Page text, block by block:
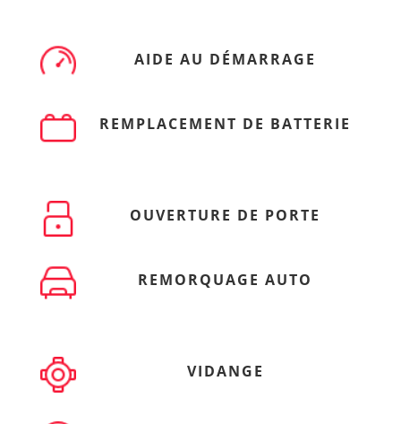
AIDE AU DÉMARRAGE
REMPLACEMENT DE BATTERIE
OUVERTURE DE PORTE
REMORQUAGE AUTO
VIDANGE